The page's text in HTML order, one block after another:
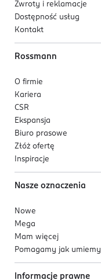
Zwroty i reklamacje
Dostępność usług
Kontakt
Rossmann
O firmie
Kariera
CSR
Ekspansja
Biuro prasowe
Złóż ofertę
Inspiracje
Nasze oznaczenia
Nowe
Mega
Mam więcej
Pomagamy jak umiemy
Informacje prawne